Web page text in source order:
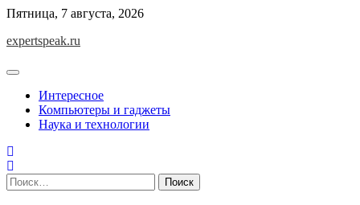
Skip
content
Пятница, 7 августа, 2026
expertspeak.ru
Интересное
Компьютеры и гаджеты
Наука и технологии
Найти: